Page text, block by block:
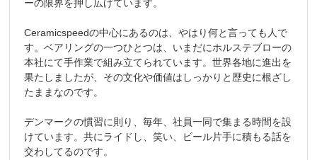
ーの限界を押し広げています。
Ceramicspeedの中心にあるのは、やはり何と言っても人で
す。ベアリングの一つひとつは、いまだにホルステブローの
本社にて手作業で組み立てられています。世界各地に進出を
果たしましたが、その文化や価値はしっかりと歴史に根ざし
たままなのです。
デンマークの慣習に則り、毎年、社員一同で集まる時間を設
けています。共にライドし、笑い、ビール片手に積もる話を
交わしてるのです。